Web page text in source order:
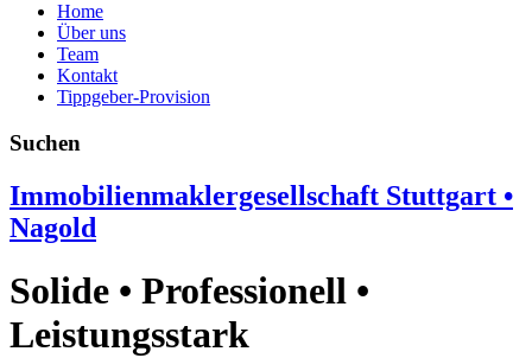
Home
Über uns
Team
Kontakt
Tippgeber-Provision
Suchen
Immobilienmaklergesellschaft Stuttgart •
Nagold
Solide • Professionell •
Leistungsstark